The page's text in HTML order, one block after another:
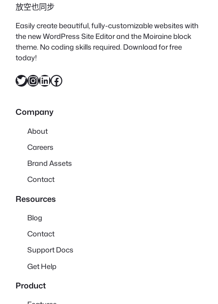
放空也同步
Easily create beautiful, fully-customizable websites with
the new WordPress Site Editor and the Moiraine block
theme. No coding skills required. Download for free
today!
X InstagramLinkedIn Facebook
Company
About
Careers
Brand Assets
Contact
Resources
Blog
Contact
Support Docs
Get Help
Product